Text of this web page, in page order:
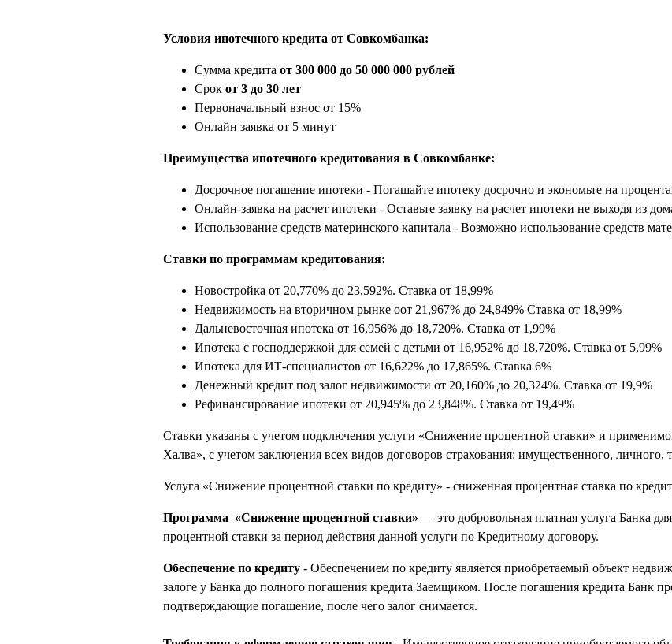
Условия ипотечного кредита от Совкомбанка:
Сумма кредита от 300 000 до 50 000 000 рублей
Срок от 3 до 30 лет
Первоначальный взнос от 15%
Онлайн заявка от 5 минут
Преимущества ипотечного кредитования в Совкомбанке:
Досрочное погашение ипотеки - Погашайте ипотеку досрочно и экономьте на
Онлайн-заявка на расчет ипотеки - Оставьте заявку на расчет ипотеки не выходя из
Использование средств материнского капитала - Возможно использование средств
Ставки по программам кредитования:
Новостройка от 20,770% до 23,592%. Ставка от 18,99%
Недвижимость на вторичном рынке оот 21,967% до 24,849% Ставка от 18,99%
Дальневосточная ипотека от 16,956% до 18,720%. Ставка от 1,99%
Ипотека с господдержкой для семей с детьми от 16,952% до 18,720%. Ставка от 5,99%
Ипотека для ИТ-специалистов от 16,622% до 17,865%. Ставка 6%
Денежный кредит под залог недвижимости от 20,160% до 20,324%. Ставка от 19,9%
Рефинансирование ипотеки от 20,945% до 23,848%. Ставка от 19,49%
Ставки указаны с учетом подключения услуги «Снижение процентной ставки» и
Халва», с учетом заключения всех видов договоров страхования: имущественного, личного,
Услуга «Снижение процентной ставки по кредиту» - сниженная процентная ставка по
Программа «Снижение процентной ставки» — это добровольная платная услуга Банка
процентной ставки за период действия данной услуги по Кредитному договору.
Обеспечение по кредиту - Обеспечением по кредиту является приобретаемый объект
залоге у Банка до полного погашения кредита Заемщиком. После погашения кредита Банк
подтверждающие погашение, после чего залог снимается.